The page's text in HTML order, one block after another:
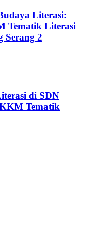
Literasi:
Tematik Literasi
Serang 2
di SDN
Tematik